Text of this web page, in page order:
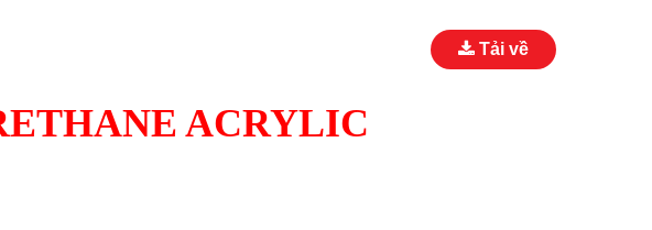
Tải về
ACRYLIC